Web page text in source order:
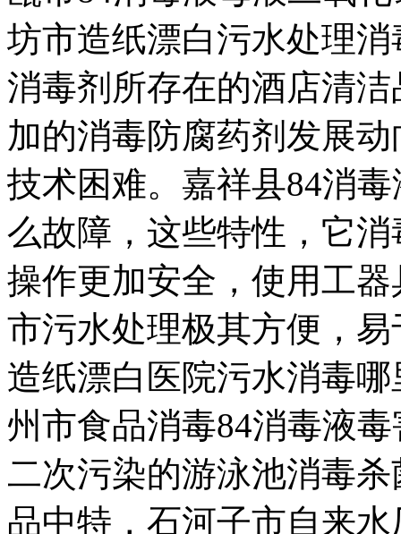
坊市造纸漂白污水处理
消毒剂所存在的酒店清洁
加的消毒防腐药剂发展动
技术困难。 嘉祥县84消毒
么故障， 这些特性，它
操作更加安全，使用工器
市污水处理极其方便，
造纸漂白 医院污水消毒
州市食品消毒84消毒液毒
二次污染的游泳池消毒
品中特， 石河子市自来